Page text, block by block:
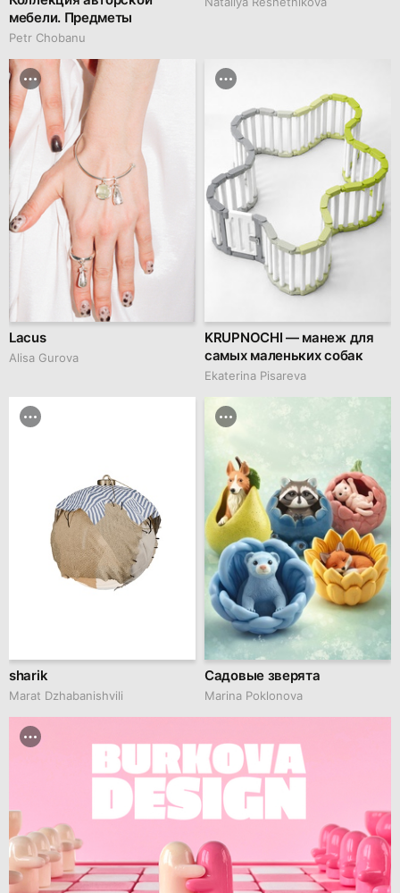
мебели. Предметы
Petr Chobanu
Lacus
Alisa Gurova
KRUPNOCHI — манеж для
самых маленьких собак
Ekaterina Pisareva
sharik
Marat Dzhabanishvili
Садовые зверята
Marina Poklonova